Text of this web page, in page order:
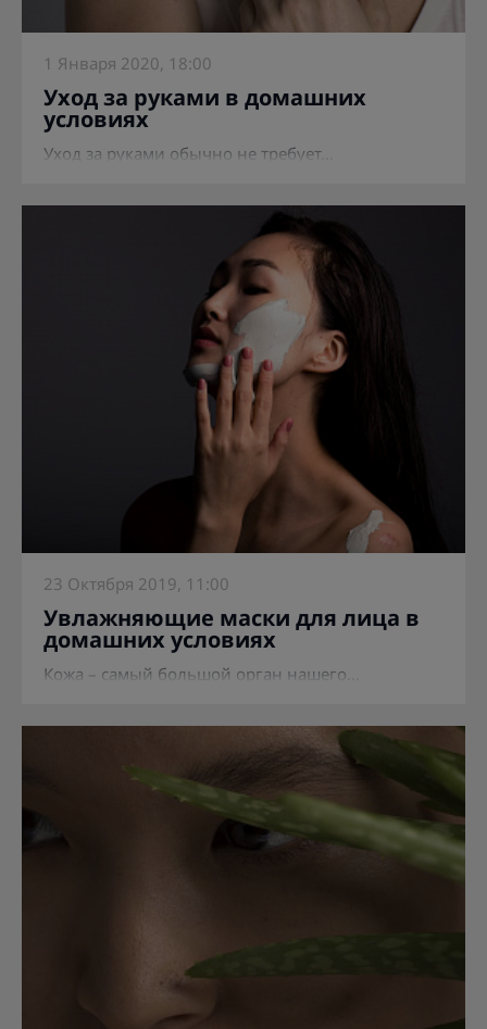
1 Января 2020, 18:00
Уход за руками в домашних
условиях
Уход за руками обычно не требует...
23 Октября 2019, 11:00
Увлажняющие маски для лица в
домашних условиях
Кожа – самый большой орган нашего...